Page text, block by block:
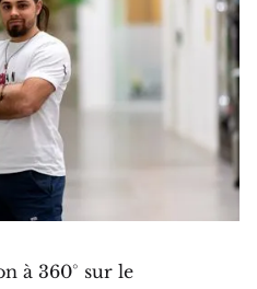
à 360° sur le